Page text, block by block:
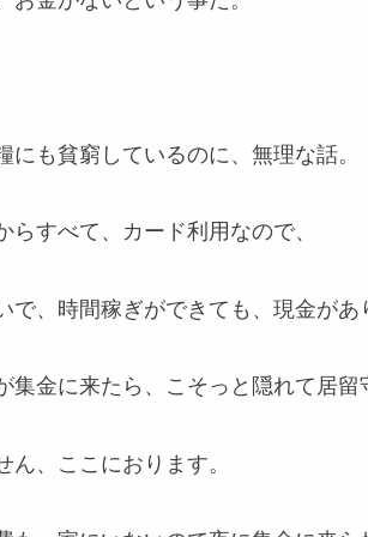
にも貧窮しているのに、無理な話。
らすべて、カード利用なので、
で、時間稼ぎができても、現金があ
集金に来たら、こそっと隠れて居留
ん、ここにおります。